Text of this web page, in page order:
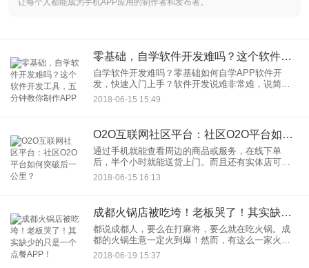
零基础，自学软件开发难吗？这个软件开发工具，五分钟教你制作APP
自学软件开发难吗？零基础如何自学APP软件开
发，快速入门上手？软件开发说难非常难，说简单
也很简单。之所以说难，是因为APP软件开发涉及
的技术内容非常多，而且很少有自学成功的。虽然
2018-06-15 15:49
O2O互联网社区平台：社区O2O平台如何突破后一公里？
通过手机就能查看周边的商品或服务，在线下单
后，半个小时就能送货上门。而且还有实体店可以
保障质量，这就是火热的社区O2O，也被称为“新零
售”。如何从零开始打造一个互联网社区O2O综合平
2018-06-15 16:13
成都火锅店被吃垮！老板哭了！其实缺少的只是一个点餐APP！
都说成都人，要么在打麻将，要么就在吃火锅。成
都的火锅生意一定火到爆！然而，有这么一家火锅
店，生意太火，结果被吃货吃垮了，老板欠债50
万，欲哭无泪。原来，老板六一期间，为了迎合广
2018-06-19 15:37